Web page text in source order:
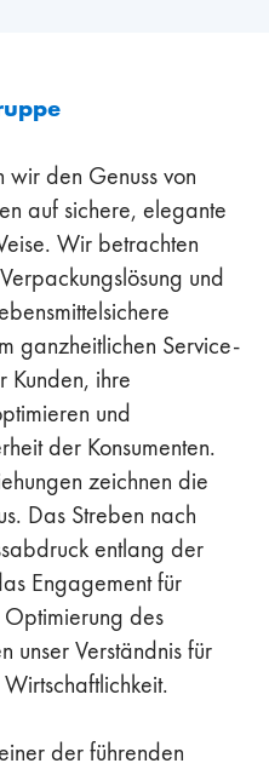
den Genuss von
auf sichere, elegante
Wir betrachten
und
ganzheitlichen Service-
Kunden, ihre
und
der Konsumenten.
zeichnen die
Das Streben nach
entlang der
Engagement für
Optimierung des
unser Verständnis für
der führenden